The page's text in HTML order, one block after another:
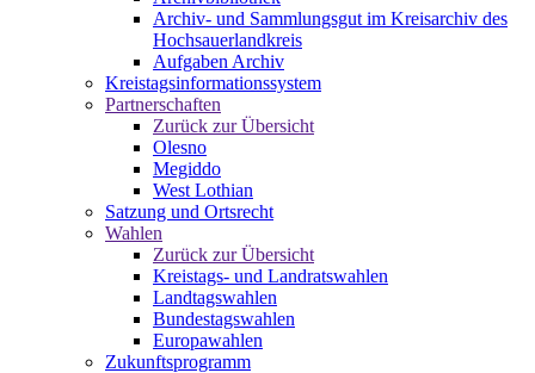
Archiv- und Sammlungsgut im Kreisarchiv des
Hochsauerlandkreis
Aufgaben Archiv
Kreistagsinformationssystem
Partnerschaften
Zurück zur Übersicht
Olesno
Megiddo
West Lothian
Satzung und Ortsrecht
Wahlen
Zurück zur Übersicht
Kreistags- und Landratswahlen
Landtagswahlen
Bundestagswahlen
Europawahlen
Zukunftsprogramm